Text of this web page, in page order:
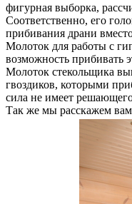
фигурная выборка,
Соответственно, его
прибивания драни
Молоток для работы с
возможность прибивать
Молоток стекольщика
гвоздиков, которыми
сила не имеет
Так же мы расскажем